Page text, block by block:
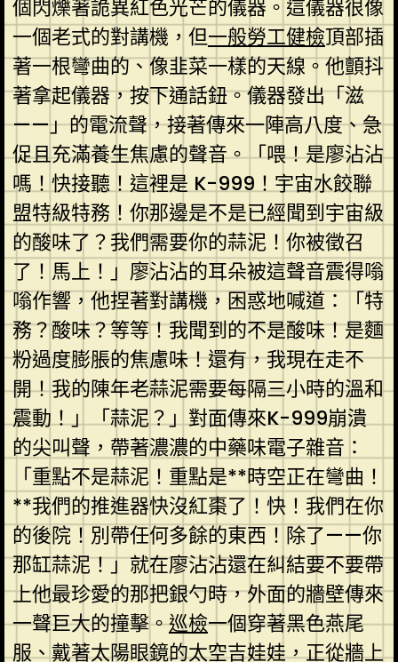
個閃爍著詭異紅色光芒的儀器。這儀器很像
一個老式的對講機，但一般勞工健檢頂部插
著一根彎曲的、像韭菜一樣的天線。他顫抖
著拿起儀器，按下通話鈕。儀器發出「滋
——」的電流聲，接著傳來一陣高八度、急
促且充滿養生焦慮的聲音。「喂！是廖沾沾
嗎！快接聽！這裡是 K-999！宇宙水餃聯
盟特級特務！你那邊是不是已經聞到宇宙級
的酸味了？我們需要你的蒜泥！你被徵召
了！馬上！」廖沾沾的耳朵被這聲音震得嗡
嗡作響，他捏著對講機，困惑地喊道：「特
務？酸味？等等！我聞到的不是酸味！是麵
粉過度膨脹的焦慮味！還有，我現在走不
開！我的陳年老蒜泥需要每隔三小時的溫和
震動！」「蒜泥？」對面傳來K-999崩潰
的尖叫聲，帶著濃濃的中藥味電子雜音：
「重點不是蒜泥！重點是**時空正在彎曲！
**我們的推進器快沒紅棗了！快！我們在你
的後院！別帶任何多餘的東西！除了——你
那缸蒜泥！」就在廖沾沾還在糾結要不要帶
上他最珍愛的那把銀勺時，外面的牆壁傳來
一聲巨大的撞擊。巡檢一個穿著黑色燕尾
服、戴著太陽眼鏡的太空吉娃娃，正從牆上